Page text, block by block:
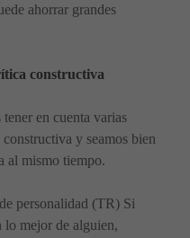
ahorrar grandes
constructiva
en cuenta varias
constructiva y seamos bien
al mismo tiempo.
personalidad (TR) Si
lo mejor de alguien,